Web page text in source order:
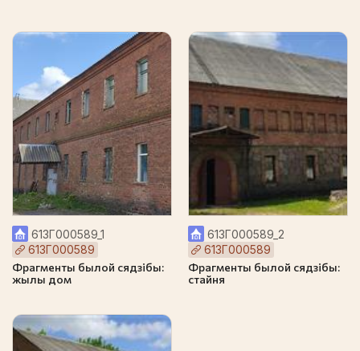
613Г000589_1
613Г000589
Фрагменты былой сядзібы:
жылы дом
613Г000589_2
613Г000589
Фрагменты былой сядзібы:
стайня